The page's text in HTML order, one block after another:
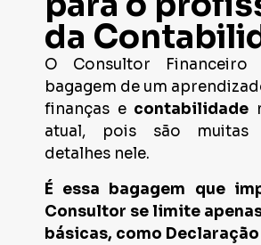
da
O Consultor Financeiro
bagagem de um
finanças e contabilidade
atual, pois são muitas
detalhes nele.
É essa bagagem que
Consultor se limite
básicas, como